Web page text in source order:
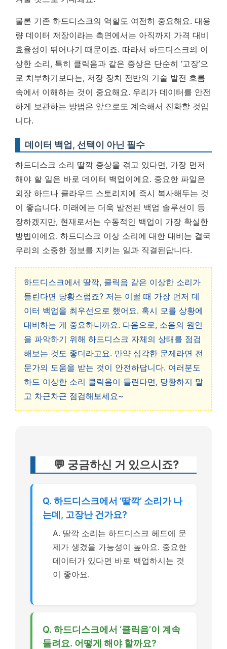
물론 기존 하드디스크의 역할도 여전히 중요해요. 대용
량 데이터 저장이라는 측면에서는 아직까지 가격 대비
효율성이 뛰어나기 때문이죠. 따라서 하드디스크의 이
상한 소리, 특히 클릭음과 같은 증상은 단순히 ‘고장’으
로 치부하기보다는, 저장 장치 전반의 기술 발전 흐름
속에서 이해하는 것이 중요해요. 우리가 데이터를 안전
하게 보관하는 방법은 앞으로도 계속해서 진화할 것입
니다.
데이터 백업, 선택이 아닌 필수
하드디스크 소리 딸깍 증상을 겪고 있다면, 가장 먼저
해야 할 일은 바로 데이터 백업이에요. 중요한 파일은
외장 하드나 클라우드 스토리지에 즉시 복사해두는 것
이 좋습니다. 미래에는 더욱 발전된 백업 솔루션이 등
장하겠지만, 현재로서는 수동적인 백업이 가장 확실한
방법이에요. 하드디스크 이상 소리에 대한 대비는 결국
우리의 소중한 정보를 지키는 일과 직결된답니다.
하드디스크에서 딸깍, 클릭음 같은 이상한 소리가
들린다면 당황스럽죠? 저는 이럴 때 가장 먼저 데
이터 백업을 최우선으로 했어요. 혹시 모를 상황에
대비하는 게 중요하니까요. 다음으로, 소음의 원인
을 파악하기 위해 하드디스크 자체의 상태를 점검
해보는 것도 좋더라고요. 만약 심각한 문제라면 전
문가의 도움을 받는 것이 안전하답니다. 여러분도
하드 이상한 소리 클릭음이 들린다면, 당황하지 말
고 차근차근 점검해보세요~
💬 궁금하신 거 있으시죠?
Q. 하드디스크에서 ‘딸깍’ 소리가 나
는데, 고장난 건가요?
A. 딸깍 소리는 하드디스크 헤드에 문
제가 생겼을 가능성이 높아요. 중요한
데이터가 있다면 바로 백업하시는 것
이 좋아요.
Q. 하드디스크에서 ‘클릭음’이 계속
들려요. 어떻게 해야 할까요?